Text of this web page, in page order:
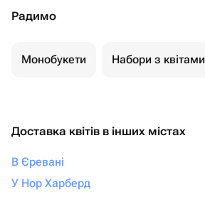
Радимо
Монобукети Набори з квітами
Доставка квітів в інших містах
В Єревані
У Нор Харберд